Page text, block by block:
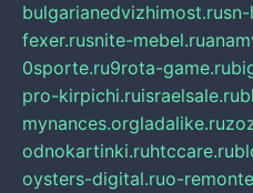
bulgarianedvizhimost.ru
fexer.rusnite-mebel.ru
0sporte.ru9rota-game.ru
pro-kirpichi.ruisraelsale.ru
mynances.orgladalike.ru
odnokartinki.ruhtccare.ru
oysters-digital.ruo-